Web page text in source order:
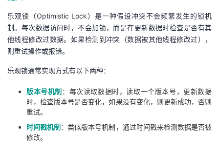
乐观锁（Optimistic Lock）是一种假设冲突不会频繁发生的锁机
制。每次数据访问时，不会加锁，而是在更新数据时检查是否有其
他线程修改过数据。如果检测到冲突（数据被其他线程修改过），
则重试操作或报错。
乐观锁通常实现方式有以下两种：
版本号机制 ：每次读取数据时，读取一个版本号，更新数据
时，检查版本号是否变化，如果没有变化，则更新成功，否则
重试。
时间戳机制 ：类似版本号机制，通过时间戳来检测数据是否被
修改。